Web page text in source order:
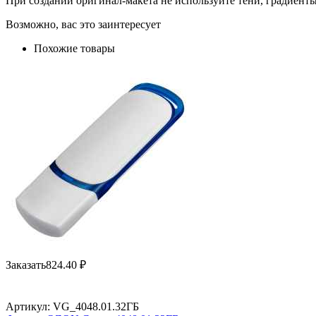
Возможно, вас это заинтересует
Похожие товары
Заказать824.40 ₽
Артикул: VG_4048.01.32ГБ